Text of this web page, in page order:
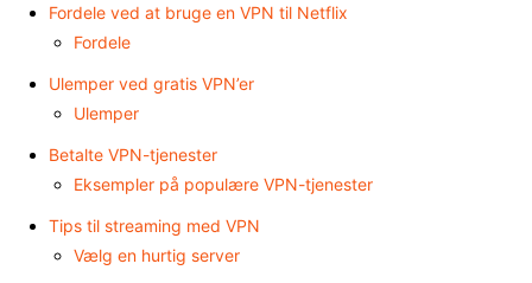
Fordele ved at bruge en VPN til Netflix
Fordele
Ulemper ved gratis VPN’er
Ulemper
Betalte VPN-tjenester
Eksempler på populære VPN-tjenester
Tips til streaming med VPN
Vælg en hurtig server